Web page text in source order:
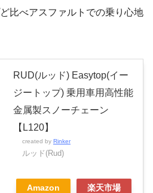
比べアスファルトでの乗り心地
RUD(ルッド) Easytop(イー
ジートップ) 乗用車用高性能
金属製スノーチェーン
【L120】
created by Rinker
ルッド(Rud)
Amazon 楽天市場